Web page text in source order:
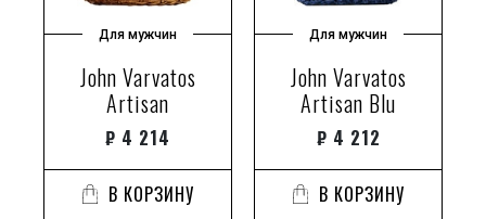
Для мужчин
John Varvatos
Artisan
₽ 4 214
В КОРЗИНУ
Для мужчин
John Varvatos
Artisan Blu
₽ 4 212
В КОРЗИНУ